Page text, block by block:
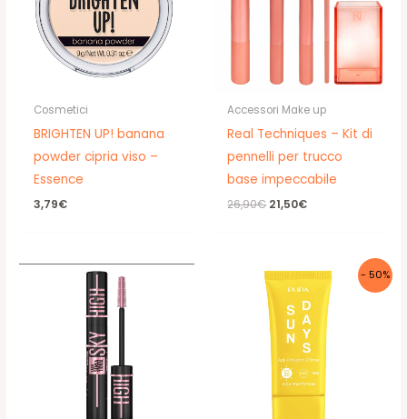
Cosmetici
BRIGHTEN UP! banana
powder cipria viso –
Essence
3,79€
Accessori Make up
Real Techniques – Kit di
pennelli per trucco
base impeccabile
26,90€ Il
21,50€Il
- 50%